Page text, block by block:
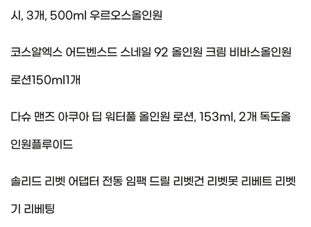
시, 3개, 500ml 우르오스올인원
코스알엑스 어드벤스드 스네일 92 올인원 크림 비바스올인원
로션150ml1개
다슈 맨즈 아쿠아 딥 워터풀 올인원 로션, 153ml, 2개 독도올
인원플루이드
솔리드 리벳 어댑터 전동 임팩 드릴 리벳건 리벳못 리베트 리벳
기 리베팅